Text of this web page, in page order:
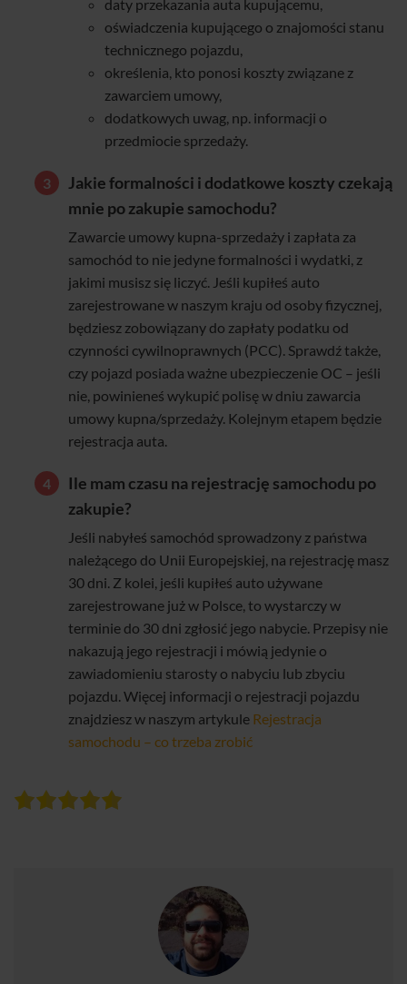
daty przekazania auta kupującemu,
oświadczenia kupującego o znajomości stanu
technicznego pojazdu,
określenia, kto ponosi koszty związane z
zawarciem umowy,
dodatkowych uwag, np. informacji o
przedmiocie sprzedaży.
Jakie formalności i dodatkowe koszty czekają
mnie po zakupie samochodu?
Zawarcie umowy kupna-sprzedaży i zapłata za
samochód to nie jedyne formalności i wydatki, z
jakimi musisz się liczyć. Jeśli kupiłeś auto
zarejestrowane w naszym kraju od osoby fizycznej,
będziesz zobowiązany do zapłaty podatku od
czynności cywilnoprawnych (PCC). Sprawdź także,
czy pojazd posiada ważne ubezpieczenie OC – jeśli
nie, powinieneś wykupić polisę w dniu zawarcia
umowy kupna/sprzedaży. Kolejnym etapem będzie
rejestracja auta.
Ile mam czasu na rejestrację samochodu po
zakupie?
Jeśli nabyłeś samochód sprowadzony z państwa
należącego do Unii Europejskiej, na rejestrację masz
30 dni. Z kolei, jeśli kupiłeś auto używane
zarejestrowane już w Polsce, to wystarczy w
terminie do 30 dni zgłosić jego nabycie. Przepisy nie
nakazują jego rejestracji i mówią jedynie o
zawiadomieniu starosty o nabyciu lub zbyciu
pojazdu. Więcej informacji o rejestracji pojazdu
znajdziesz w naszym artykule Rejestracja
samochodu – co trzeba zrobić